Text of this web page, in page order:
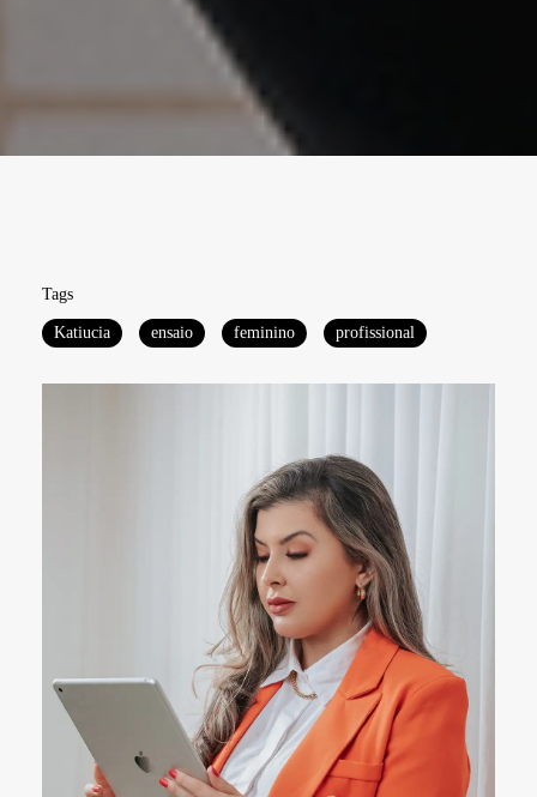
Tags
Katiucia ensaio feminino profissional